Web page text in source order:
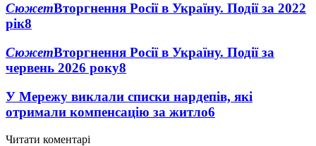
СюжетВторгнення Росії в Україну. Події за 2022
рік8
СюжетВторгнення Росії в Україну. Події за
червень 2026 року8
У Мережу виклали списки нардепів, які
отримали компенсацію за житло6
Читати коментарі